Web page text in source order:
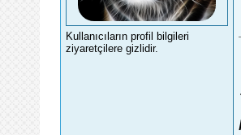
Kullanıcıların profil bilgileri
ziyaretçilere gizlidir.